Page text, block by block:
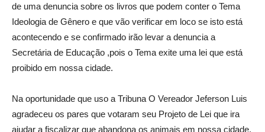
de uma denuncia sobre os livros que podem conter o Tema
Ideologia de Gênero e que vão verificar em loco se isto está
acontecendo e se confirmado irão levar a denuncia a
Secretária de Educação ,pois o Tema exite uma lei que está
proibido em nossa cidade.
Na oportunidade que uso a Tribuna O Vereador Jeferson Luis
agradeceu os pares que votaram seu Projeto de Lei que ira
ajudar a fiscalizar que abandona os animais em nossa cidade.